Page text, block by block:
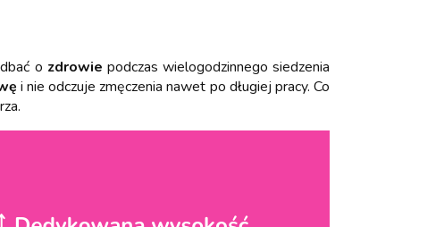
o zdrowie podczas wielogodzinnego siedzenia
i nie odczuje zmęczenia nawet po długiej pracy. Co